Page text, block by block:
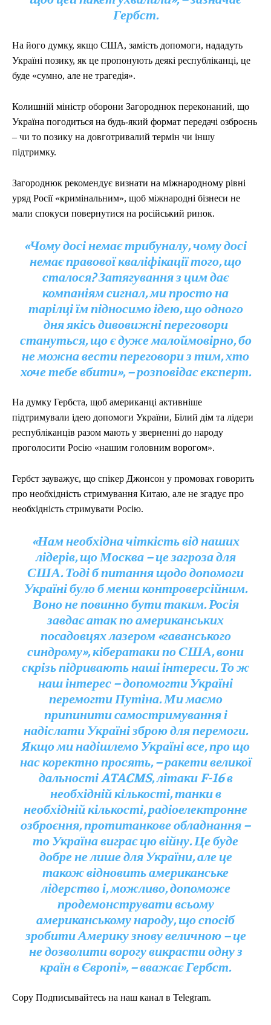
Гербст.
На його думку, якщо США, замість допомоги, нададуть
Україні позику, як це пропонують деякі республіканці, це
буде «сумно, але не трагедія».
Колишній міністр оборони Загороднюк переконаний, що
Україна погодиться на будь-який формат передачі озброєнь
– чи то позику на довготривалий термін чи іншу
підтримку.
Загороднюк рекомендує визнати на міжнародному рівні
уряд Росії «кримінальним», щоб міжнародні бізнеси не
мали спокуси повернутися на російський ринок.
«Чому досі немає трибуналу, чому досі
немає правової кваліфікації того, що
сталося? Затягування з цим дає
компаніям сигнал, ми просто на
тарілці їм підносимо ідею, що одного
дня якісь дивовижні переговори
стануться, що є дуже малоймовірно, бо
не можна вести переговори з тим, хто
хоче тебе вбити», – розповідає експерт.
На думку Гербста, щоб американці активніше
підтримували ідею допомоги України, Білий дім та лідери
республіканців разом мають у зверненні до народу
проголосити Росію «нашим головним ворогом».
Гербст зауважує, що спікер Джонсон у промовах говорить
про необхідність стримування Китаю, але не згадує про
необхідність стримувати Росію.
«Нам необхідна чіткість від наших
лідерів, що Москва – це загроза для
США. Тоді б питання щодо допомоги
Україні було б менш контроверсійним.
Воно не повинно бути таким. Росія
завдає атак по американських
посадовцях лазером «гаванського
синдрому», кібератаки по США, вони
скрізь підривають наші інтереси. То ж
наш інтерес – допомогти Україні
перемогти Путіна. Ми маємо
припинити самостримування і
надіслати Україні зброю для перемоги.
Якщо ми надішлемо Україні все, про що
нас коректно просять, – ракети великої
дальності ATACMS, літаки F-16 в
необхідній кількості, танки в
необхідній кількості, радіоелектронне
озброєння, протитанкове обладнання –
то Україна виграє цю війну. Це буде
добре не лише для України, але це
також відновить американське
лідерство і, можливо, допоможе
продемонструвати всьому
американському народу, що спосіб
зробити Америку знову величною – це
не дозволити ворогу викрасти одну з
країн в Європі», – вважає Гербст.
Copy Подписывайтесь на наш канал в Telegram.